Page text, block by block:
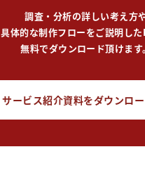
調査・分析の詳しい考え方
具体的な制作フローをご説明した
無料でダウンロード頂けます。
サービス紹介資料をダウンロ